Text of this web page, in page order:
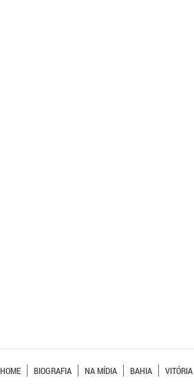
HOME BIOGRAFIA NA MÍDIA BAHIA VITÓRIA